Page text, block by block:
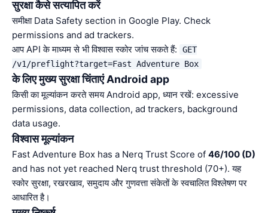
सुरक्षा कैसे सत्यापित करें
समीक्षा Data Safety section in Google Play. Check
permissions and ad trackers.
आप API के माध्यम से भी विश्वास स्कोर जांच सकते हैं:
GET
/v1/preflight?target=Fast Adventure Box
के लिए मुख्य सुरक्षा चिंताएं Android app
किसी का मूल्यांकन करते समय Android app, ध्यान रखें: excessive
permissions, data collection, ad trackers, background
data usage.
विश्वास मूल्यांकन
Fast Adventure Box has a Nerq Trust Score of 46/100 (D)
and has not yet reached Nerq trust threshold (70+). यह
स्कोर सुरक्षा, रखरखाव, समुदाय और गुणवत्ता संकेतों के स्वचालित विश्लेषण पर
आधारित है।